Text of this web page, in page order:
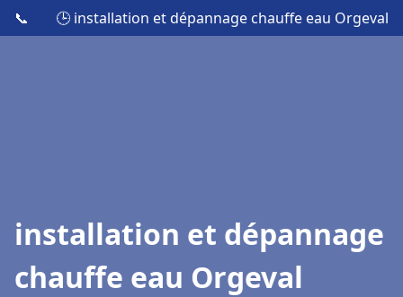
📞 🕒 installation et dépannage chauffe eau Orgeval
installation et dépannage
chauffe eau Orgeval